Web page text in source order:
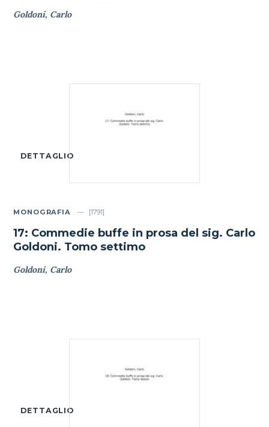
Goldoni, Carlo
DETTAGLIO
MONOGRAFIA [1791]
17: Commedie buffe in prosa del sig. Carlo
Goldoni. Tomo settimo
Goldoni, Carlo
DETTAGLIO